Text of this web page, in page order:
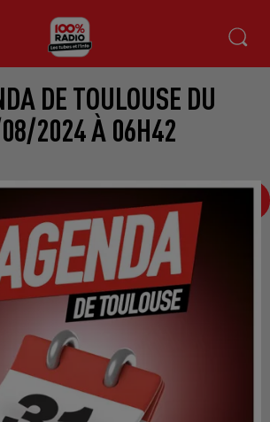
DE TOULOUSE DU
2024 À 06H42